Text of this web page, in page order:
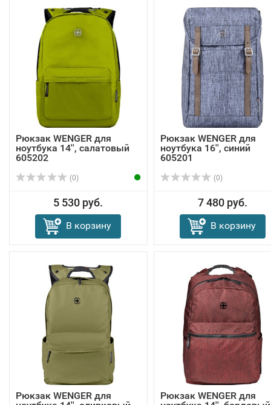
Рюкзак WENGER для
ноутбука 14'', салатовый
605202
(0)
5 530 руб.
В корзину
Рюкзак WENGER для
ноутбука 16'', синий
605201
(0)
7 480 руб.
В корзину
Рюкзак WENGER для
Рюкзак WENGER для